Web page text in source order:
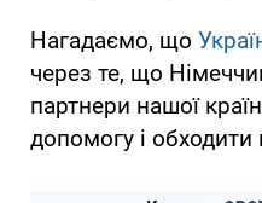
Нагадаємо, що
через те, що
партнери нашої
допомогу і обходити